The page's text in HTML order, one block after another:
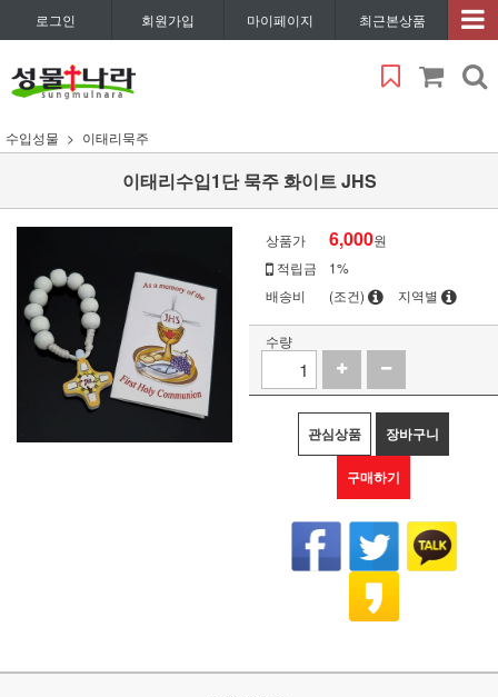
로그인 회원가입 마이페이지 최근본상품
수입성물 이태리묵주
이태리수입1단 묵주 화이트 JHS
상품가 6,000원
적립금
1%
배송비
(조건) 지역별
수량
관심상품 장바구니
구매하기